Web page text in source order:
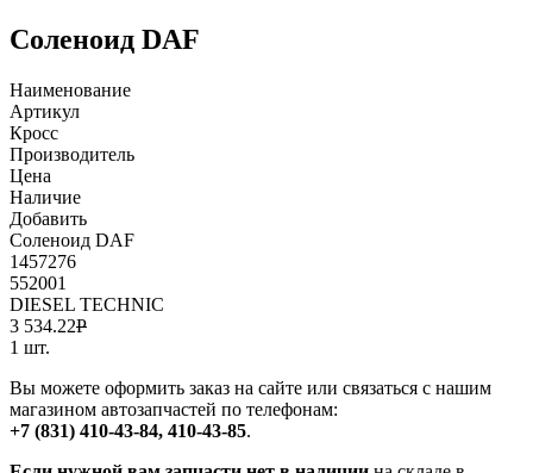
Соленоид DAF
Наименование
Артикул
Кросс
Производитель
Цена
Наличие
Добавить
Соленоид DAF
1457276
552001
DIESEL TECHNIC
3 534.22Р
1 шт.
Вы можете оформить заказ на сайте или связаться с нашим
магазином автозапчастей по телефонам:
+7 (831) 410-43-84, 410-43-85.